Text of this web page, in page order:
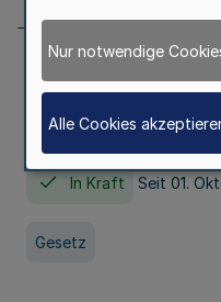
Gesetz über die
Nordrhein-
HG)
In Kraft Seit 01.
Gesetz
Nur notwendige
Alle Cookies